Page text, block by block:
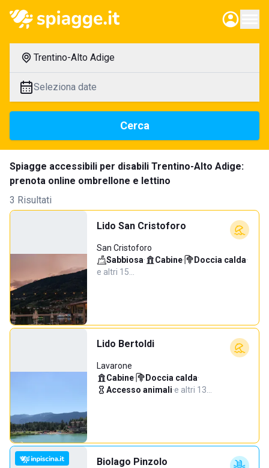
Trentino-Alto Adige
Seleziona date
Cerca
Spiagge accessibili per disabili Trentino-Alto Adige:
prenota online ombrellone e lettino
3 Risultati
Lido San Cristoforo
San Cristoforo
Sabbiosa· Cabine· Doccia calda·
e altri 15…
Lido Bertoldi
Lavarone
Cabine· Doccia calda·
Accesso animali·e altri 13…
Biolago Pinzolo